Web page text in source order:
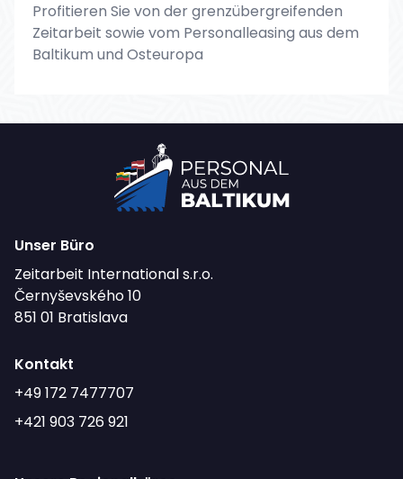
Profitieren Sie von der grenzübergreifenden
Zeitarbeit sowie vom Personalleasing aus dem
Baltikum und Osteuropa
Unser Büro
Zeitarbeit International s.r.o.
Černyševského 10
851 01 Bratislava
Kontakt
+49 172 7477707
+421 903 726 921